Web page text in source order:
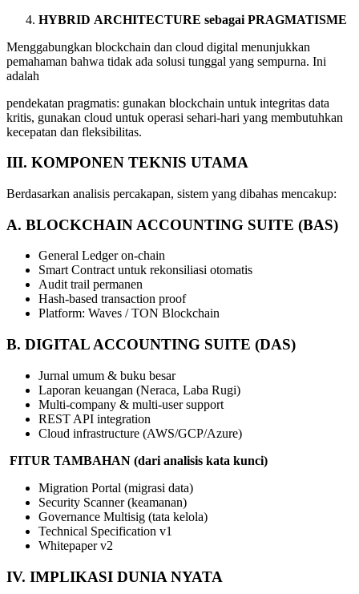
HYBRID ARCHITECTURE sebagai PRAGMATISME
Menggabungkan blockchain dan cloud digital menunjukkan
pemahaman bahwa tidak ada solusi tunggal yang sempurna. Ini
adalah
pendekatan pragmatis: gunakan blockchain untuk integritas data
kritis, gunakan cloud untuk operasi sehari-hari yang membutuhkan
kecepatan dan fleksibilitas.
III. KOMPONEN TEKNIS UTAMA
Berdasarkan analisis percakapan, sistem yang dibahas mencakup:
A. BLOCKCHAIN ACCOUNTING SUITE (BAS)
General Ledger on-chain
Smart Contract untuk rekonsiliasi otomatis
Audit trail permanen
Hash-based transaction proof
Platform: Waves / TON Blockchain
B. DIGITAL ACCOUNTING SUITE (DAS)
Jurnal umum & buku besar
Laporan keuangan (Neraca, Laba Rugi)
Multi-company & multi-user support
REST API integration
Cloud infrastructure (AWS/GCP/Azure)
FITUR TAMBAHAN (dari analisis kata kunci)
Migration Portal (migrasi data)
Security Scanner (keamanan)
Governance Multisig (tata kelola)
Technical Specification v1
Whitepaper v2
IV. IMPLIKASI DUNIA NYATA